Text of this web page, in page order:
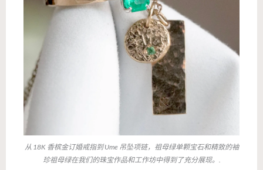
从 18K 香槟金订婚戒指到 Ume 吊坠项链，祖母绿单颗宝石和精致的袖
珍祖母绿在我们的珠宝作品和工作坊中得到了充分展现。.